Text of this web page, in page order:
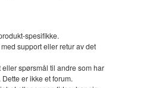
spesifikke.
support eller retur av det
spørsmål til andre som har
er ikke et forum.